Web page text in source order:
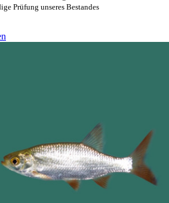
Prüfung unseres Bestandes